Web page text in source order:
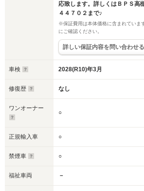
応致します。詳しくはＢＰＳ高
４４７０２まで♪
※保証費用は本体価格に含まれていま
にご確認ください。
詳しい保証内容を問い合わせる
車検 2028(R10)年3月
修復歴 なし
ワンオーナー
○
正規輸入車 ○
禁煙車 ○
福祉車両 －